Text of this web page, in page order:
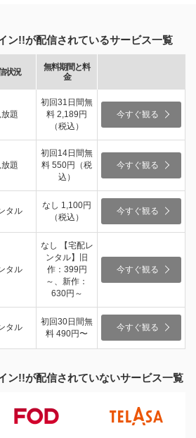
ン!!が配信されているサービス一覧
状況
無料期間と料
金
放題
初回31日間無
料 2,189円
（税込）
今すぐ観る
放題
初回14日間無
料 550円（税
込）
今すぐ観る
タル
なし 1,100円
（税込）
今すぐ観る
タル
なし 【宅配レ
ンタル】旧
作：399円
～、新作：
630円～
今すぐ観る
タル
初回30日間無
料 490円〜
今すぐ観る
ン!!が配信されていないサービス一覧